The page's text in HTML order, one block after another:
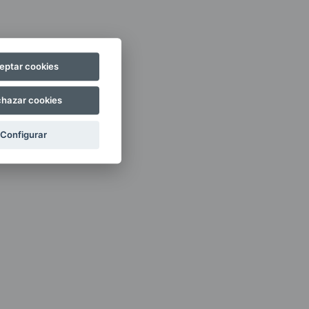
cookies
cookies
Configurar